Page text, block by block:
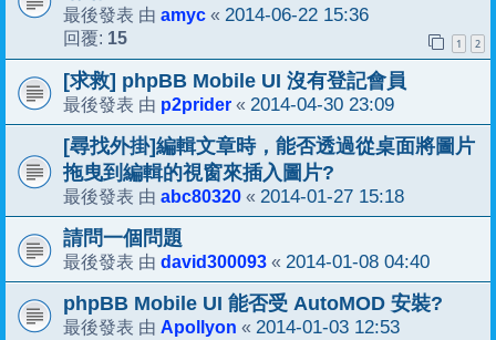
最後發表 由 amyc « 2014-06-22 15:36
回覆: 15 1 2
[求救] phpBB Mobile UI 沒有登記會員
最後發表 由 p2prider « 2014-04-30 23:09
[尋找外掛]編輯文章時，能否透過從桌面將圖片
拖曳到編輯的視窗來插入圖片?
最後發表 由 abc80320 « 2014-01-27 15:18
請問一個問題
最後發表 由 david300093 « 2014-01-08 04:40
phpBB Mobile UI 能否受 AutoMOD 安裝?
最後發表 由 Apollyon « 2014-01-03 12:53